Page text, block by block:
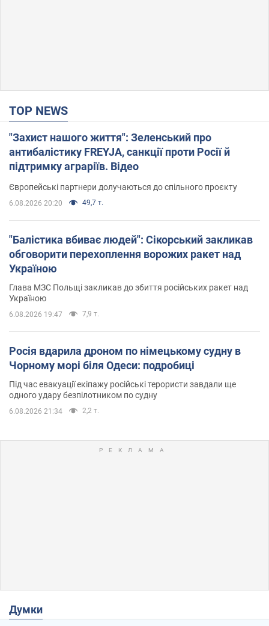
TOP NEWS
"Захист нашого життя": Зеленський про
антибалістику FREYJA, санкції проти Росії й
підтримку аграріїв. Відео
Європейські партнери долучаються до спільного проєкту
6.08.2026 20:20 49,7 т.
"Балістика вбиває людей": Сікорський закликав
обговорити перехоплення ворожих ракет над
Україною
Глава МЗС Польщі закликав до збиття російських ракет над
Україною
6.08.2026 19:47 7,9 т.
Росія вдарила дроном по німецькому судну в
Чорному морі біля Одеси: подробиці
Під час евакуації екіпажу російські терористи завдали ще
одного удару безпілотником по судну
6.08.2026 21:34 2,2 т.
Думки